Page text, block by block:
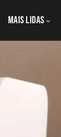
MAIS LIDAS